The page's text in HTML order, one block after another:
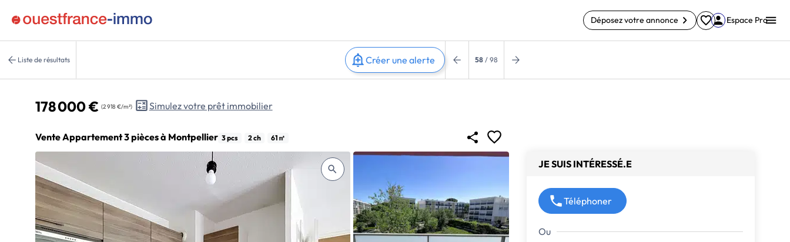
Déposez votre annonce Espace Pro
Liste de résultats Créer une alerte 58/ 98
178 000 € (2 918 €/m²) Simulez votre prêt immobilier
Vente Appartement 3 pièces à Montpellier 3 pcs 2 ch 61㎡
JE SUIS INTÉRESSÉ.E
Téléphoner